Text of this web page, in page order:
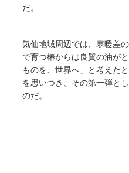
だ。
気仙地域周辺では、寒暖差
で育つ椿からは良質の油が
ものを、世界へ」と考えた
を思いつき、その第一弾と
のだ。